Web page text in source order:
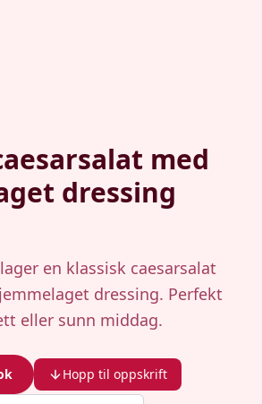
med
dressing
en klassisk caesarsalat
dressing. Perfekt
eller sunn middag.
Hopp til oppskrift